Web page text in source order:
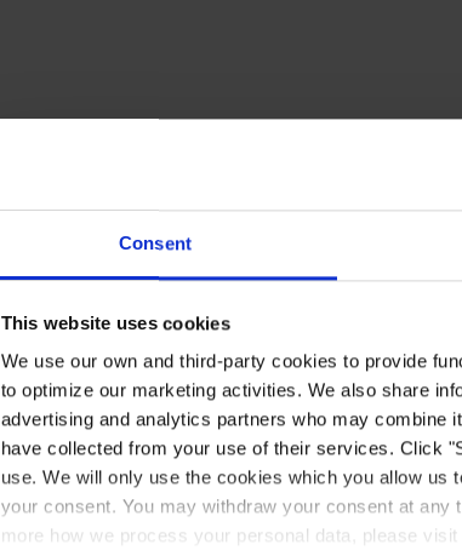
Consent
This website uses cookies
We use our own and third-party cookies to provide
to optimize our marketing activities. We also share
advertising and analytics partners who may combine
have collected from your use of their services. Click
use. We will only use the cookies which you allow
your consent. You may withdraw your consent at any
more how we process your personal data, please visit